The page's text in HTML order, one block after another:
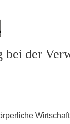
bei der